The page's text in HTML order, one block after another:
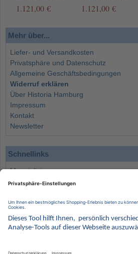
200
1.121,00 €
Jäger 210
1.121,00 €
Mehr über...
Liefer- und Versandkosten
Privatsphäre und Datenschutz
Allgemeine Geschäftsbedingungen
Widerruf erklären
Über Historia Hamburg
Impressum
Kontakt
Newsletter
Schnellinks
Monatsliste
Angebote
Wissenswertes
Kontakt